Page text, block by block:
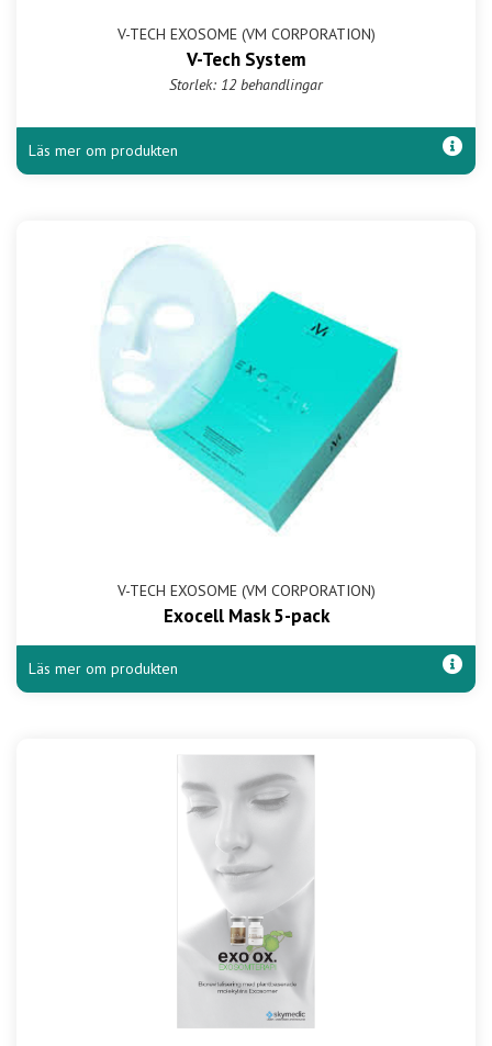
V-TECH EXOSOME (VM CORPORATION)
V-Tech System
Storlek: 12 behandlingar
Läs mer om produkten
V-TECH EXOSOME (VM CORPORATION)
Exocell Mask 5-pack
Läs mer om produkten